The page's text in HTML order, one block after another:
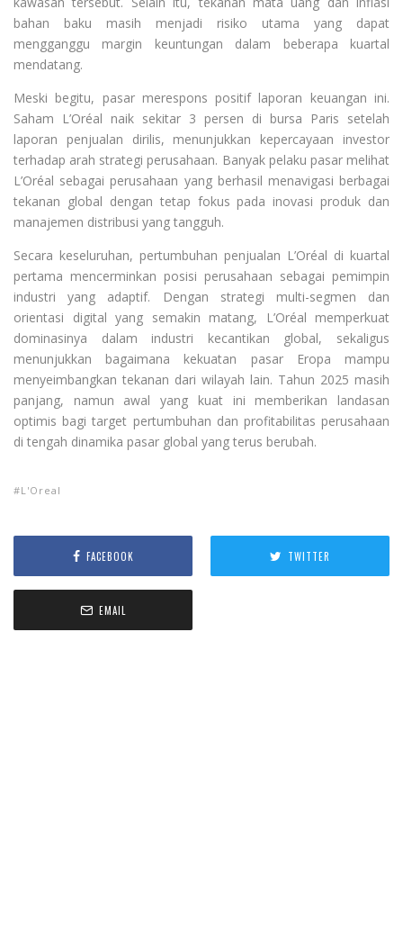
bahan baku masih menjadi risiko utama yang dapat
mengganggu margin keuntungan dalam beberapa kuartal
mendatang.
Meski begitu, pasar merespons positif laporan keuangan ini.
Saham L’Oréal naik sekitar 3 persen di bursa Paris setelah
laporan penjualan dirilis, menunjukkan kepercayaan investor
terhadap arah strategi perusahaan. Banyak pelaku pasar melihat
L’Oréal sebagai perusahaan yang berhasil menavigasi berbagai
tekanan global dengan tetap fokus pada inovasi produk dan
manajemen distribusi yang tangguh.
Secara keseluruhan, pertumbuhan penjualan L’Oréal di kuartal
pertama mencerminkan posisi perusahaan sebagai pemimpin
industri yang adaptif. Dengan strategi multi-segmen dan
orientasi digital yang semakin matang, L’Oréal memperkuat
dominasinya dalam industri kecantikan global, sekaligus
menunjukkan bagaimana kekuatan pasar Eropa mampu
menyeimbangkan tekanan dari wilayah lain. Tahun 2025 masih
panjang, namun awal yang kuat ini memberikan landasan
optimis bagi target pertumbuhan dan profitabilitas perusahaan
di tengah dinamika pasar global yang terus berubah.
L'Oreal
FACEBOOK TWITTER
EMAIL